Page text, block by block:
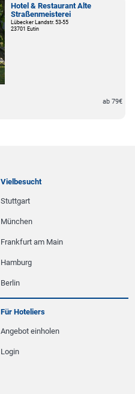
Hotel & Restaurant Alte
Straßenmeisterei
Lübecker Landstr. 53-55
23701 Eutin
ab 79€
Vielbesucht
Stuttgart
München
Frankfurt am Main
Hamburg
Berlin
Für Hoteliers
Angebot einholen
Login